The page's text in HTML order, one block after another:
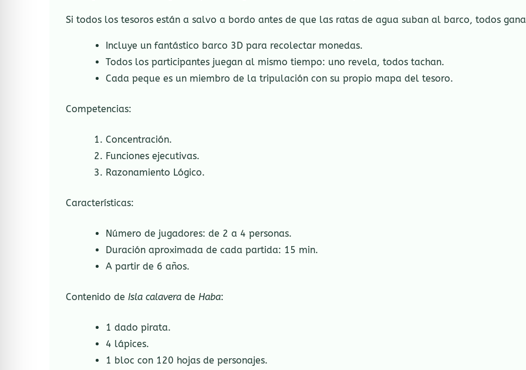
Si todos los tesoros están a salvo a bordo antes de que las ratas de agua suban al barco, todos
Incluye un fantástico barco 3D para recolectar monedas.
Todos los participantes juegan al mismo tiempo: uno revela, todos tachan.
Cada peque es un miembro de la tripulación con su propio mapa del tesoro.
Competencias:
Concentración.
Funciones ejecutivas.
Razonamiento Lógico.
Características:
Número de jugadores: de 2 a 4 personas.
Duración aproximada de cada partida: 15 min.
A partir de 6 años.
Contenido de Isla calavera de Haba:
1 dado pirata.
4 lápices.
1 bloc con 120 hojas de personajes.